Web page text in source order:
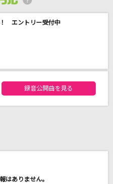
エントリー受付中
ントリーランキング
録音公開曲を見る